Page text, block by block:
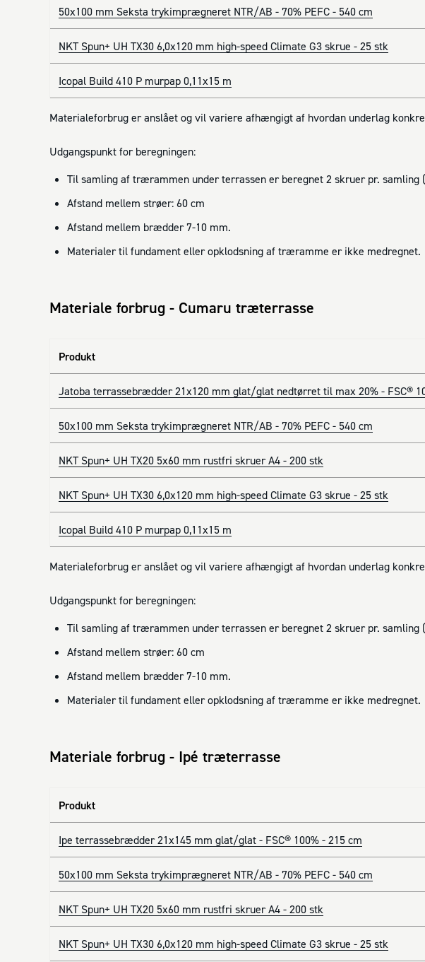
50x100 mm Seksta trykimprægneret NTR/AB - 70% PEFC - 540 cm
NKT Spun+ UH TX30 6,0x120 mm high-speed Climate G3 skrue - 25 stk
Icopal Build 410 P murpap 0,11x15 m
Materialeforbrug er anslået og vil variere afhængigt af hvordan underlag
Udgangspunkt for beregningen:
Til samling af trærammen under terrassen er beregnet 2 skruer pr. samling
Afstand mellem strøer: 60 cm
Afstand mellem brædder 7-10 mm.
Materialer til fundament eller opklodsning af træramme er ikke medregnet.
Materiale forbrug - Cumaru træterrasse
Produkt
Jatoba terrassebrædder 21x120 mm glat/glat nedtørret til max 20% - FSC®
50x100 mm Seksta trykimprægneret NTR/AB - 70% PEFC - 540 cm
NKT Spun+ UH TX20 5x60 mm rustfri skruer A4 - 200 stk
NKT Spun+ UH TX30 6,0x120 mm high-speed Climate G3 skrue - 25 stk
Icopal Build 410 P murpap 0,11x15 m
Materialeforbrug er anslået og vil variere afhængigt af hvordan underlag
Udgangspunkt for beregningen:
Til samling af trærammen under terrassen er beregnet 2 skruer pr. samling
Afstand mellem strøer: 60 cm
Afstand mellem brædder 7-10 mm.
Materialer til fundament eller opklodsning af træramme er ikke medregnet.
Materiale forbrug - Ipé træterrasse
Produkt
Ipe terrassebrædder 21x145 mm glat/glat - FSC® 100% - 215 cm
50x100 mm Seksta trykimprægneret NTR/AB - 70% PEFC - 540 cm
NKT Spun+ UH TX20 5x60 mm rustfri skruer A4 - 200 stk
NKT Spun+ UH TX30 6,0x120 mm high-speed Climate G3 skrue - 25 stk